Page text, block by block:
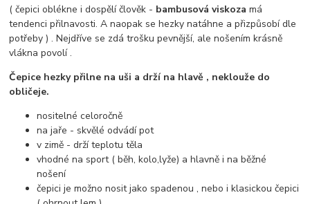
( čepici oblékne i dospělí člověk - bambusová viskozamá
tendenci přilnavosti. A naopak se hezky natáhne a přizpůsobí dle
potřeby ) . Nejdříve se zdá trošku pevnější, ale nošením krásně
vlákna povolí .
Čepice hezky přilne na uši a drží na hlavě , neklouže do
obličeje.
nositelné celoročně
na jaře - skvělé odvádí pot
v zimě - drží teplotu těla
vhodné na sport ( běh, kolo,lyže) a hlavně i na běžné
nošení
čepici je možno nosit jako spadenou , nebo i klasickou čepici